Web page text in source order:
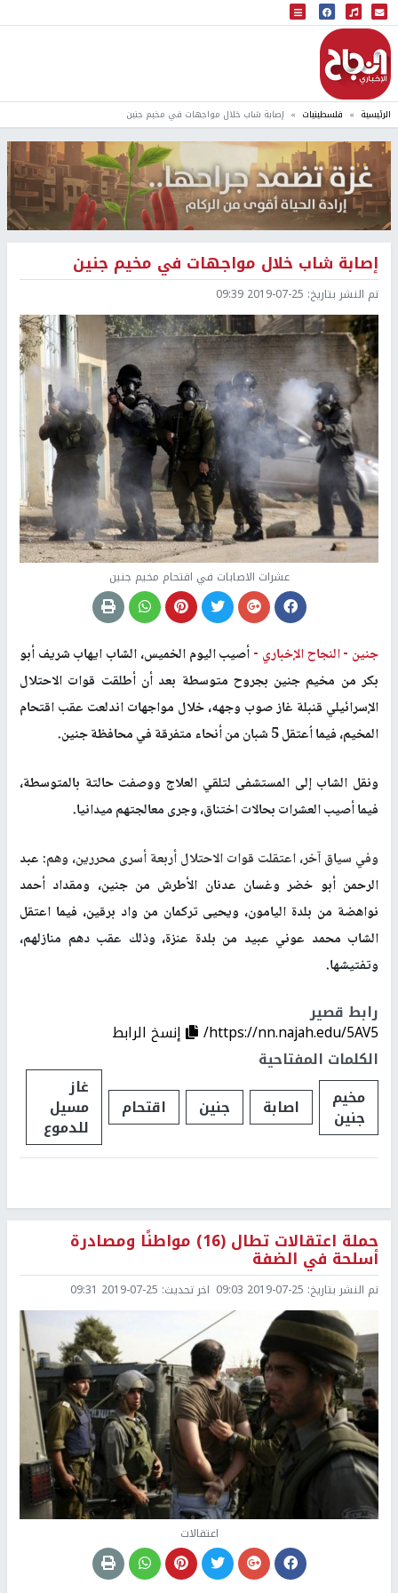
البث المباشر
إذاعة النجاح
الرئيسية فلسطينيات إصابة شاب خلال مواجهات في مخيم جنين
إصابة شاب خلال مواجهات في مخيم جنين
تم النشر بتاريخ: 2019-07-25 09:39
عشرات الاصابات في اقتحام مخيم جنين
جنين -النجاح الإخباري -أصيب اليوم الخميس، الشاب ايهاب شريف أبو
بكر من مخيم جنين بجروح متوسطة بعد أن أطلقت قوات الاحتلال
الإسرائيلي قنبلة غاز صوب وجهه، خلال مواجهات اندلعت عقب اقتحام
المخيم، فيما اُعتقل 5 شبان من أنحاء متفرقة في محافظة جنين
.
ونقل الشاب إلى المستشفى لتلقي العلاج ووصفت حالتة بالمتوسطة،
فيما أصيب العشرات بحالات اختناق، وجرى معالجتهم ميدانيا.
وفي سياق آخر، اعتقلت قوات الاحتلال أربعة أسرى محررين، وهم:عبد
الرحمن أبو خضر وغسان عدنان الأطرش من جنين، ومقداد أحمد
نواهضة من بلدة اليامون، ويحيى تركمان من واد برقين، فيما اعتقل
الشاب محمد عوني عبيد من بلدة عنزة، وذلك عقب دهم منازلهم،
وتفتيشها.
رابط قصير
https://nn.najah.edu/5AV5/
إنسخ الرابط
الكلمات المفتاحية
مخيم
جنين اصابة جنين اقتحام
غاز
مسيل
للدموع
حملة اعتقالات تطال (16) مواطنًا ومصادرة
أسلحة في الضفة
تم النشر بتاريخ: 2019-07-25 09:03 اخر تحديث: 2019-07-25 09:31
اعتقالات